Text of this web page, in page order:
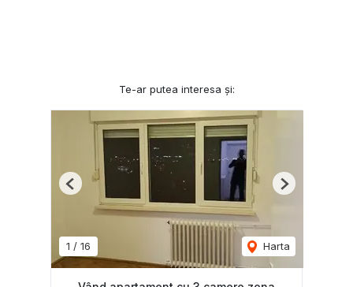
Te-ar putea interesa și:
1 / 16 Harta
Previous Next